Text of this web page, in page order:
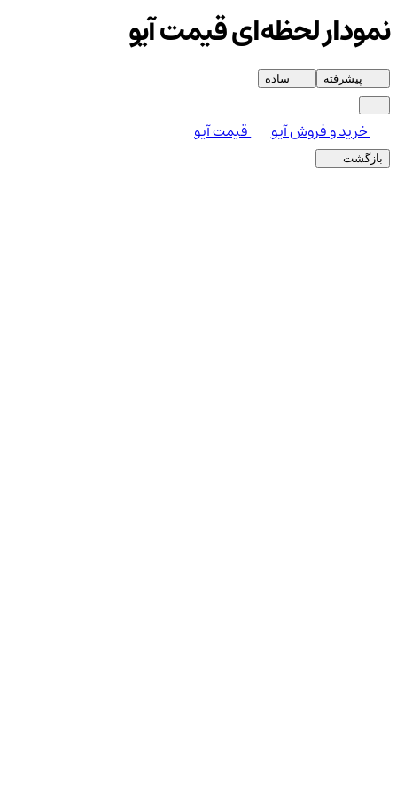
نمودار لحظه‌ای قیمت آیو
پیشرفته ساده
خرید و فروش آیو قیمت آیو
بازگشت